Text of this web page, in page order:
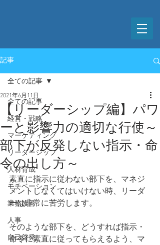
記事
全ての記事
経営・戦略
マーケティング
リーダーシップ
人材育成
モチベーション
業務改善
人事
自己啓発
全ての記事
【リーダーシップ編】パワ
ーと影響力の適切な行使～
部下が反発しない指示・命
令の出し方～
2021年6月11日
素直に指示に従わない部下を、マネジ
メントしなくてはいけない時、リーダ
ーは非常に苦労します。
そのような部下を、どうすれば指示・
命令に素直に従ってもらえるよう、マ